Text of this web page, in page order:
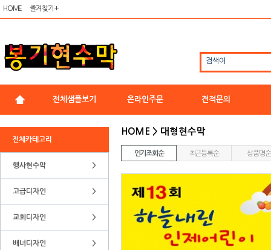
HOME 즐겨찾기 +
검색어
전체샘플보기 온라인주문 견적문의
전체카테고리
행사현수막 >
고급디자인 >
교회디자인 >
배너디자인 >
HOME > 대형현수막
인기조회순 최근등록순 상품명순